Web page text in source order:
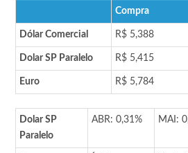
Compra
Dólar Comercial R$ 5,388
Dolar SP Paralelo R$ 5,415
Euro R$ 5,784
Dolar SP
Paralelo
ABR: 0,31% MAI: